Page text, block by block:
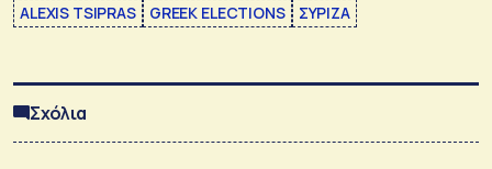
ALEXIS TSIPRAS GREEK ELECTIONS ΣΥΡΙΖΑ
Σχόλια